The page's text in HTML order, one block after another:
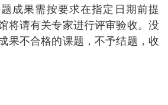
成果需按要求在指定日期前提
将请有关专家进行评审验收。没
果不合格的课题，不予结题，收